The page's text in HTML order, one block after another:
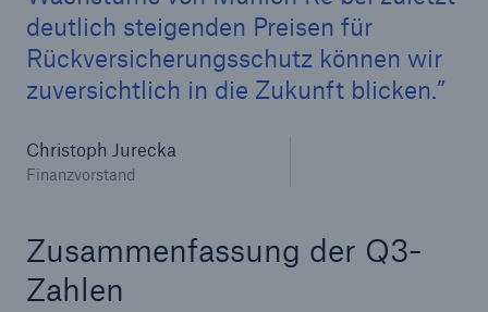
deutlich steigenden Preisen für
Rückversicherungsschutz können wir
zuversichtlich in die Zukunft blicken.
Christoph Jurecka
Finanzvorstand
Zusammenfassung der Q3-
Zahlen
Lösungen
Sachdeckung durch einen leistungsfähigen
Rückversicherungspartner